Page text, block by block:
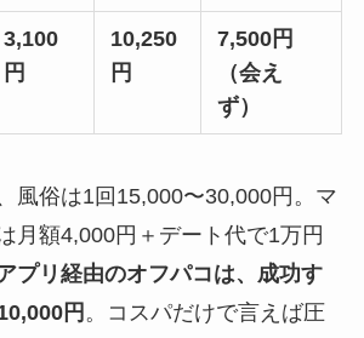
3,100
円
10,250
円
7,500円
（会え
ず）
風俗は1回15,000〜30,000円。マ
月額4,000円＋デート代で1万円
プリ経由のオフパコは、成功す
円 。コスパだけで言えば圧